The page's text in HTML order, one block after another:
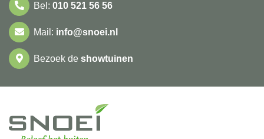
Bel: 010 521 56 56
Mail: info@snoei.nl
Bezoek de showtuinen